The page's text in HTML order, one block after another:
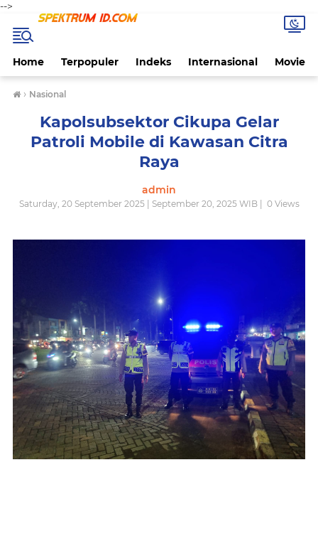
-->
Home Terpopuler Indeks Internasional Movie
› Nasional
Kapolsubsektor Cikupa Gelar
Patroli Mobile di Kawasan Citra
Raya
admin
Saturday, 20 September 2025 | September 20, 2025 WIB | 0Views